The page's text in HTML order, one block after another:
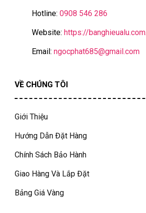
Hotline: 0908 546 286
Website: https://
Email: ngocphat685@gmail.com
VỀ CHÚNG TÔI
Giới Thiệu
Hướng Dẫn Đặt Hàng
Chính Sách Bảo Hành
Giao Hàng Và Lắp Đặt
Bảng Giá Vàng